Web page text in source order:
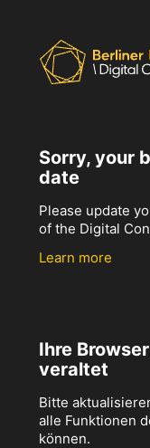
Sorry, your
date
Please update
of the Digital
Learn more
Ihre
veraltet
Bitte
alle Funktionen
können.